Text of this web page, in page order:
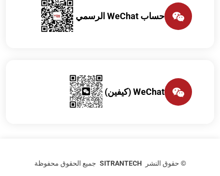
حساب WeChat الرسمي
WeChat (كيفين)
©حقوق النشر SITRANTECH جميع الحقوق محفوظة